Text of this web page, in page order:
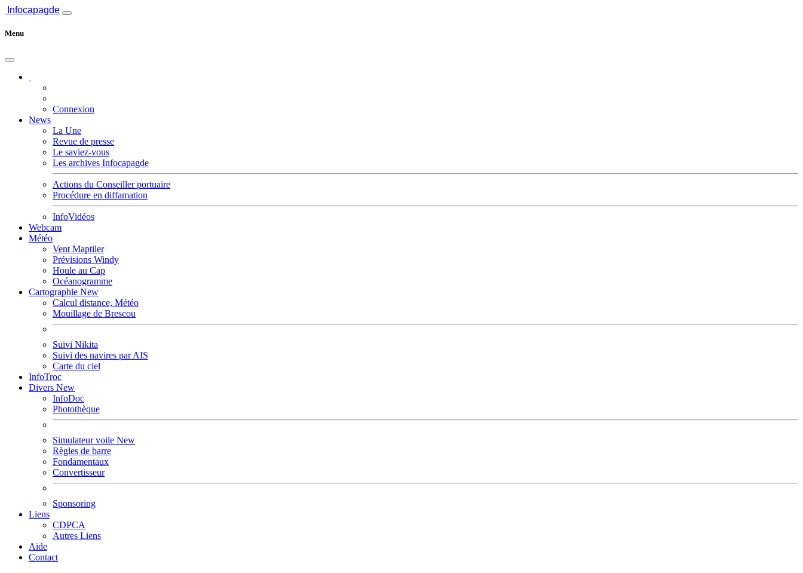
Infocapagde
Menu
Connexion
News
La Une
Revue de presse
Le saviez-vous
Les archives Infocapagde
Actions du Conseiller portuaire
Procédure en diffamation
InfoVidéos
Webcam
Météo
Vent Maptiler
Prévisions Windy
Houle au Cap
Océanogramme
Cartographie New
Calcul distance, Météo
Mouillage de Brescou
Suivi Nikita
Suivi des navires par AIS
Carte du ciel
InfoTroc
Divers New
InfoDoc
Photothèque
Simulateur voile New
Règles de barre
Fondamentaux
Convertisseur
Sponsoring
Liens
CDPCA
Autres Liens
Aide
Contact